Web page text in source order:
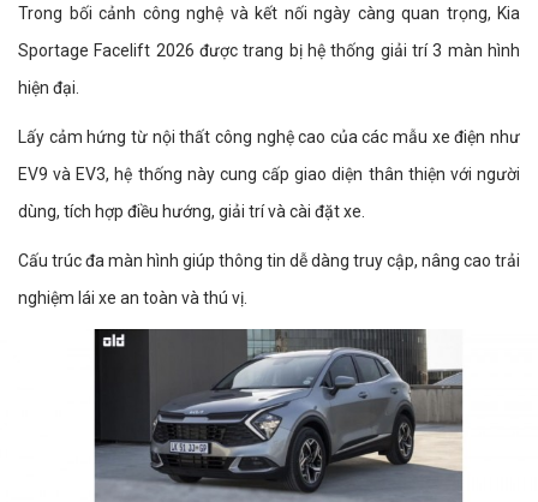
Trong bối cảnh công nghệ và kết nối ngày càng quan trọng, Kia
Sportage Facelift 2026 được trang bị hệ thống giải trí 3 màn hình
hiện đại.
Lấy cảm hứng từ nội thất công nghệ cao của các mẫu xe điện như
EV9 và EV3, hệ thống này cung cấp giao diện thân thiện với người
dùng, tích hợp điều hướng, giải trí và cài đặt xe.
Cấu trúc đa màn hình giúp thông tin dễ dàng truy cập, nâng cao trải
nghiệm lái xe an toàn và thú vị.